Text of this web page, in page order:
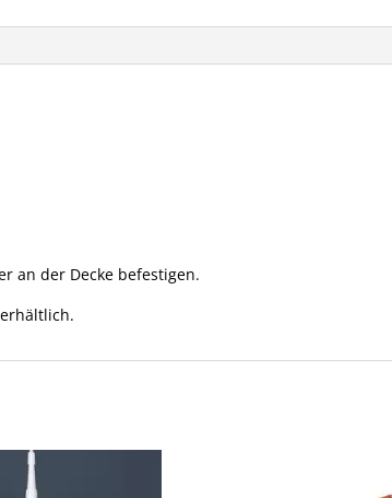
an der Decke befestigen.